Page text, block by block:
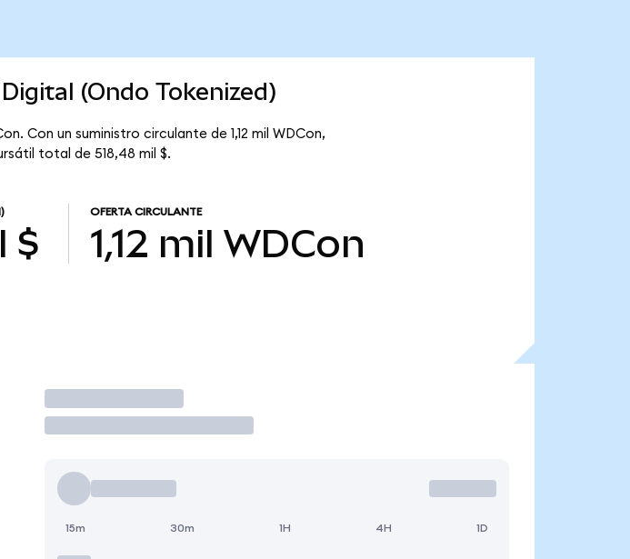
(Ondo Tokenized)
Con un suministro circulante de 1,12 mil WDCon,
total de 518,48 mil $.
$
OFERTA CIRCULANTE
1,12 mil WDCon
Operar
15m 30m 1H 4H 1D